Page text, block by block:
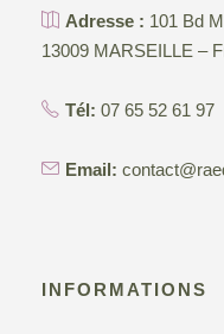
Adresse : 101 Bd
13009 MARSEILLE –
Tél: 07 65 52 61 97
Email:
INFORMATIONS